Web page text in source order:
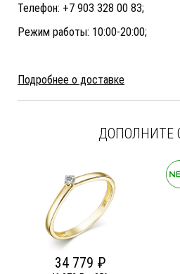
Телефон: +7 903 328 00 83;
Режим работы: 10:00-20:00;
Подробнее о доставке
ДОПОЛНИТЕ
34 779 ₽